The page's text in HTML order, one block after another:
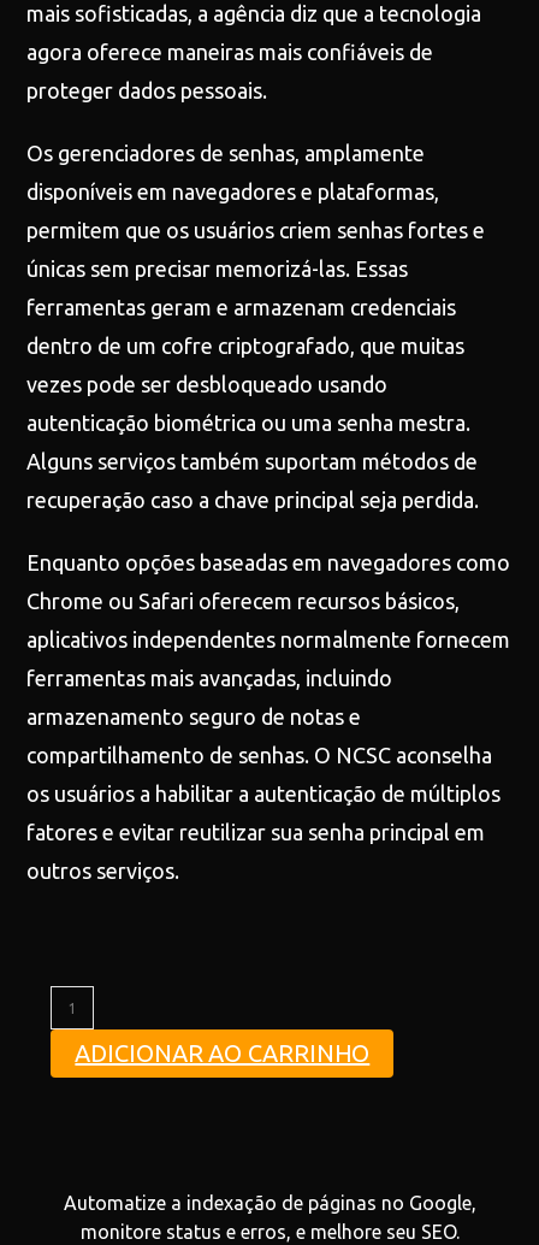
mais sofisticadas, a agência diz que a tecnologia
agora oferece maneiras mais confiáveis de
proteger dados pessoais.
Os gerenciadores de senhas, amplamente
disponíveis em navegadores e plataformas,
permitem que os usuários criem senhas fortes e
únicas sem precisar memorizá-las. Essas
ferramentas geram e armazenam credenciais
dentro de um cofre criptografado, que muitas
vezes pode ser desbloqueado usando
autenticação biométrica ou uma senha mestra.
Alguns serviços também suportam métodos de
recuperação caso a chave principal seja perdida.
Enquanto opções baseadas em navegadores como
Chrome ou Safari oferecem recursos básicos,
aplicativos independentes normalmente fornecem
ferramentas mais avançadas, incluindo
armazenamento seguro de notas e
compartilhamento de senhas. O NCSC aconselha
os usuários a habilitar a autenticação de múltiplos
fatores e evitar reutilizar sua senha principal em
outros serviços.
ADICIONAR AO CARRINHO
Automatize a indexação de páginas no Google,
monitore status e erros, e melhore seu SEO.